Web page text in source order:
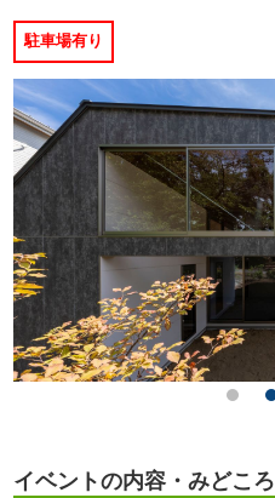
駐車場有り
イベントの内容・みどころ